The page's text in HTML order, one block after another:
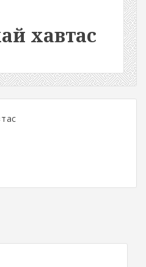
хавтас